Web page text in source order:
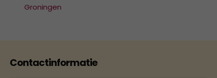
Groningen
Contactinformatie